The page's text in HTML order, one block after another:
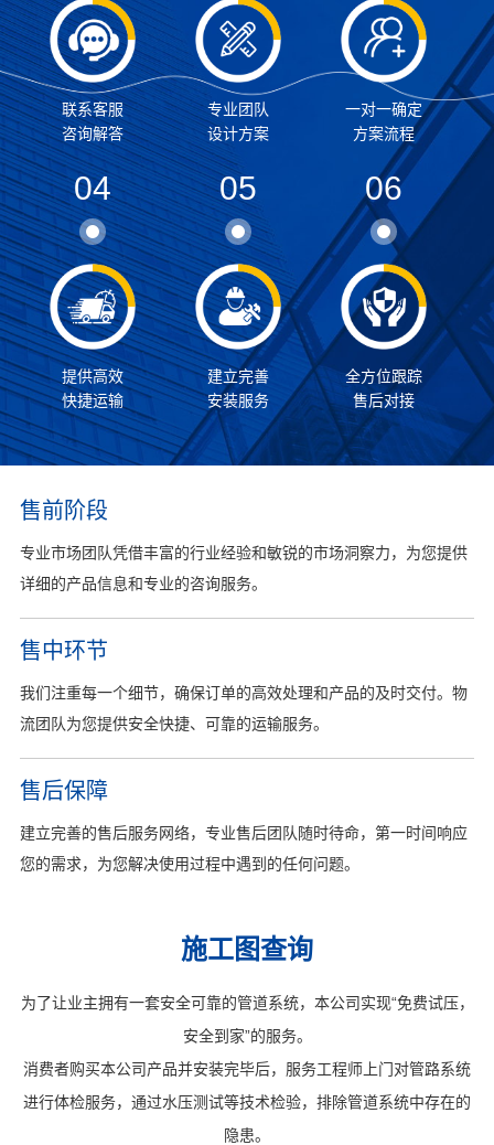
联系客服
咨询解答
专业团队
设计方案
一对一确定
方案流程
04
提供高效
快捷运输
05
建立完善
安装服务
06
全方位跟踪
售后对接
售前阶段
专业市场团队凭借丰富的行业经验和敏锐的市场洞察力，为您提供
详细的产品信息和专业的咨询服务。
售中环节
我们注重每一个细节，确保订单的高效处理和产品的及时交付。物
流团队为您提供安全快捷、可靠的运输服务。
售后保障
建立完善的售后服务网络，专业售后团队随时待命，第一时间响应
您的需求，为您解决使用过程中遇到的任何问题。
施工图查询
为了让业主拥有一套安全可靠的管道系统，本公司实现“免费试压，
安全到家”的服务。
消费者购买本公司产品并安装完毕后，服务工程师上门对管路系统
进行体检服务，通过水压测试等技术检验，排除管道系统中存在的
隐患。